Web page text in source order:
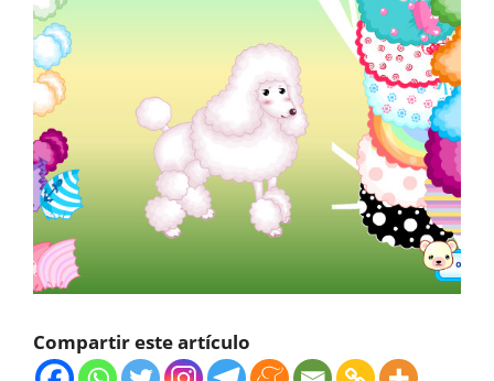
Compartir este artículo